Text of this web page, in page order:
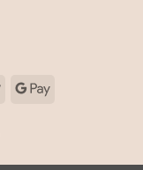
Apple
Google